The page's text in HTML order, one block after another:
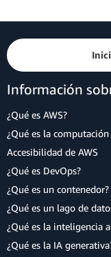
Información
¿Qué es AWS?
¿Qué es la
Accesibilidad de AWS
¿Qué es DevOps?
¿Qué es un contenedor?
¿Qué es un lago de
¿Qué es la inteligencia
¿Qué es la IA